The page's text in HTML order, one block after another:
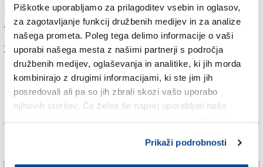
Piškotke uporabljamo za prilagoditev vsebin in oglasov,
za zagotavljanje funkcij družbenih medijev in za analize
našega prometa. Poleg tega delimo informacije o vaši
uporabi našega mesta z našimi partnerji s področja
družbenih medijev, oglaševanja in analitike, ki jih morda
kombinirajo z drugimi informacijami, ki ste jim jih
posredovali ali pa so jih zbrali skozi vašo uporabo
njihovih storitev. Če želite še naprej uporabljati našo
Prikaži podrobnosti
parkirišču. Avtocesta je v vse smeri zaprta za promet,
zaprtih je tudi nekaj drugih bližnjih cest.
Za branje in pisanje komentarjevje potrebna prijava